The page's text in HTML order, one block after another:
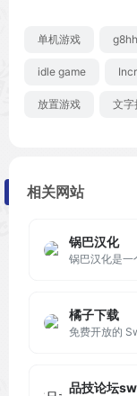
单机游戏
idle game
放置游戏 文字
相关网站
锅巴汉化
橘子下载
品技论坛